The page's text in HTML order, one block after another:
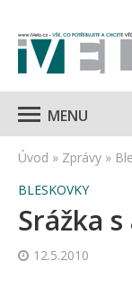
MENU
Úvod » Zprávy »
BLESKOVKY
Srážka
12.5.2010